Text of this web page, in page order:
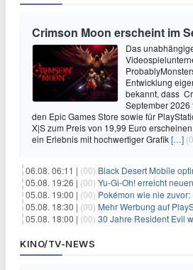
Crimson Moon erscheint im
Das
Entwicklung
bekannt, dass
September 2026
den Epic Games Store sowie für
X|S zum Preis von 19,99 Euro
ein Erlebnis mit hochwertiger Grafik[…]
06.08. 06:11 | (00) Black Desert Mobile optimiert
05.08. 19:26 | (00) Yu‑Gi‑Oh! erreicht neuen
05.08. 19:00 | (00) Pokémon wie nie zuvor: Fan-Mod
05.08. 18:30 | (00) Mehr Werbung auf PlayStation?
05.08. 18:00 | (00) 30 Jahre Resident Evil werden
KINO/TV-NEWS